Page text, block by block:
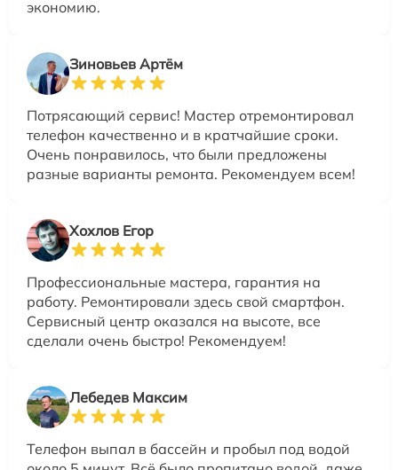
экономию.
Зиновьев Артём
Потрясающий сервис! Мастер отремонтировал
телефон качественно и в кратчайшие сроки.
Очень понравилось, что были предложены
разные варианты ремонта. Рекомендуем всем!
Хохлов Егор
Профессиональные мастера, гарантия на
работу. Ремонтировали здесь свой смартфон.
Сервисный центр оказался на высоте, все
сделали очень быстро! Рекомендуем!
Лебедев Максим
Телефон выпал в бассейн и пробыл под водой